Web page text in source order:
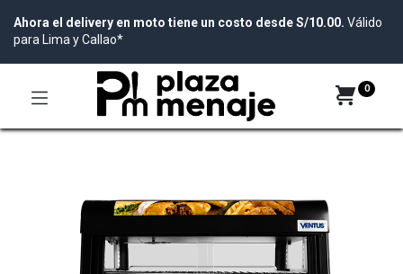
Ahora el delivery en moto tiene un costo desde S/10.00. Válido
para Lima y Callao*
0